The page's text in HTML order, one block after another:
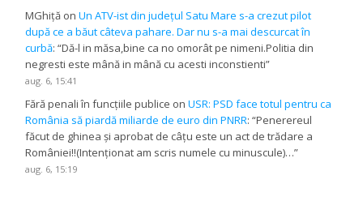
MGhiță onUn ATV-ist din județul Satu Mare s-a crezut pilot
după ce a băut câteva pahare. Dar nu s-a mai descurcat în
curbă: “Dă-l in măsa,bine ca no omorât pe nimeni.Politia din
negresti este mână in mână cu acesti inconstienti”
aug. 6, 15:41
Fără penali în funcțiile publice onUSR: PSD face totul pentru ca
România să piardă miliarde de euro din PNRR: “Penerereul
făcut de ghinea și aprobat de câțu este un act de trădare a
României!!(Intenționat am scris numele cu minuscule)…”
aug. 6, 15:19